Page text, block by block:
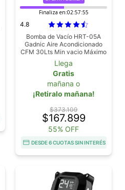
Finaliza en:02:57:53
4.8
Bomba de Vacío HRT-05A
Gadnic Aire Acondicionado
CFM 30Lts Min vacio Máximo
10 Pa Multiple Sistema
Llega
Gratis
mañana o
¡Retiralo mañana!
$373.109
$167.899
55% OFF
DESDE 6 CUOTAS SIN INTERÉS